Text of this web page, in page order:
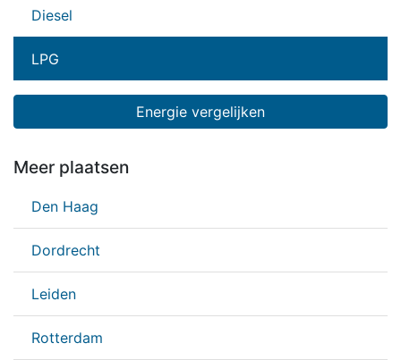
Diesel
LPG
Energie vergelijken
Meer plaatsen
Den Haag
Dordrecht
Leiden
Rotterdam